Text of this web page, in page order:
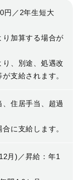
円／2年生短大
加算する場合が
、別途、処遇改
支給されます。
住居手当、超過
に支給します。
月)／昇給：年1